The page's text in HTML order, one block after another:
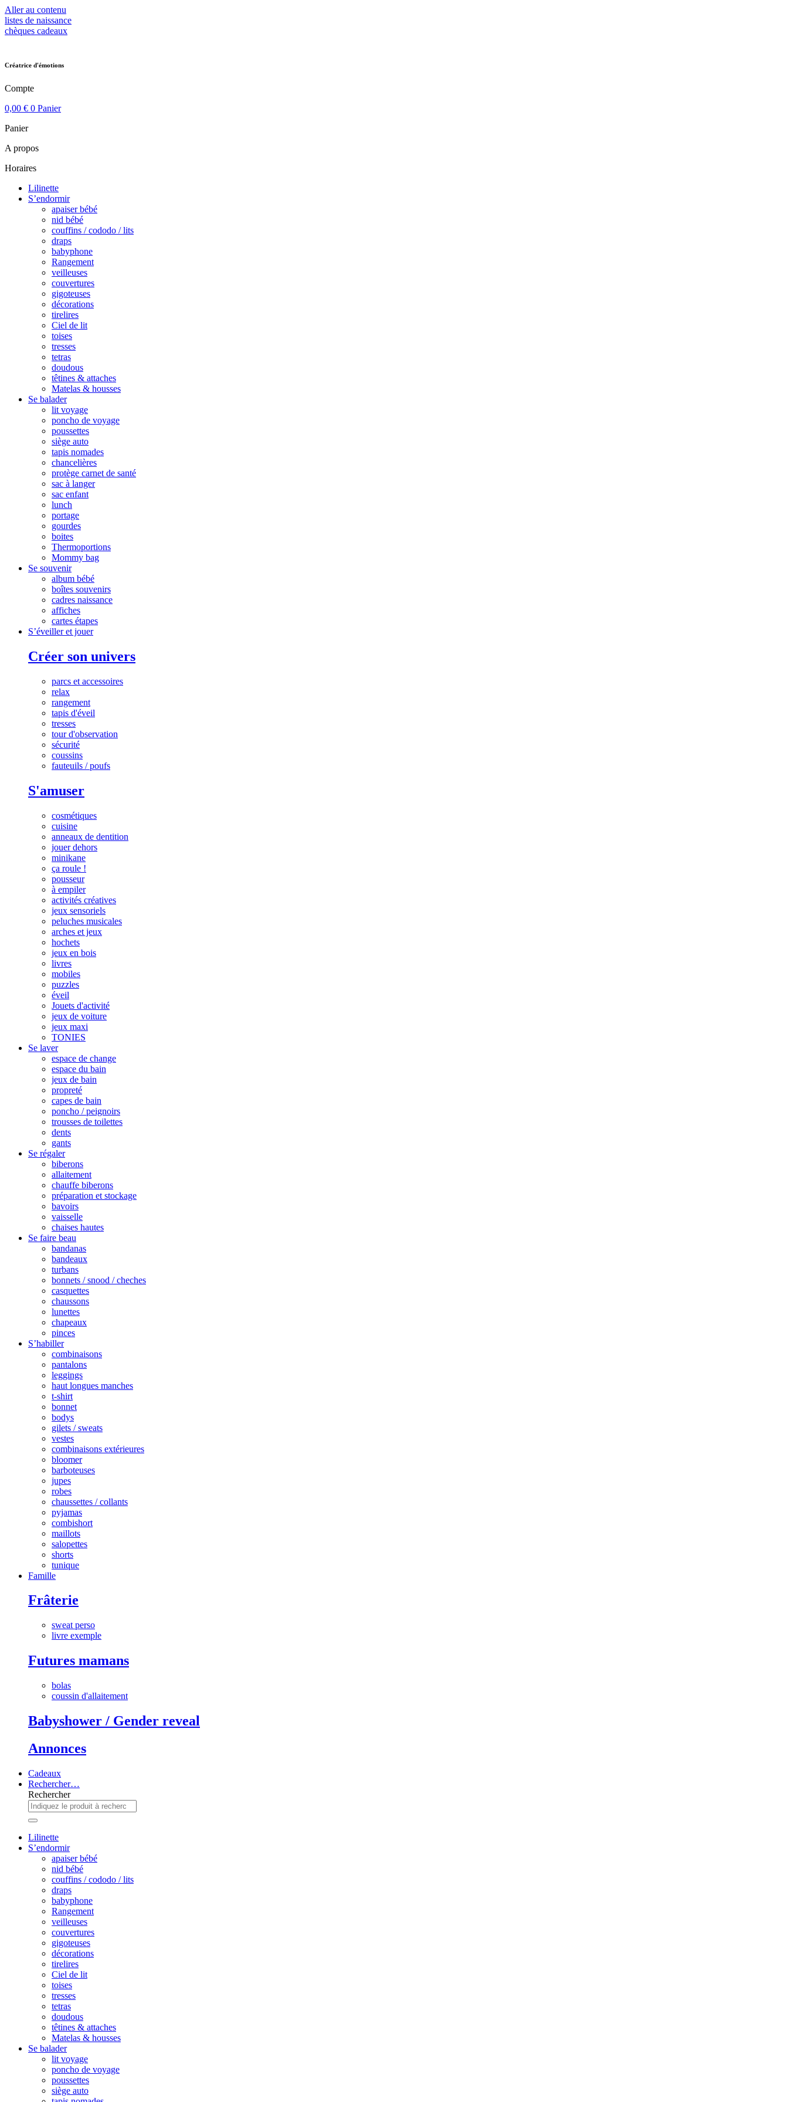
Aller au contenu
listes de naissance
chèques cadeaux
Créatrice d'émotions
Compte
0,00 € 0 Panier
Panier
A propos
Horaires
Lilinette
S’endormir
apaiser bébé
nid bébé
couffins / cododo / lits
draps
babyphone
Rangement
veilleuses
couvertures
gigoteuses
décorations
tirelires
Ciel de lit
toises
tresses
tetras
doudous
têtines & attaches
Matelas & housses
Se balader
lit voyage
poncho de voyage
poussettes
siège auto
tapis nomades
chancelières
protège carnet de santé
sac à langer
sac enfant
lunch
portage
gourdes
boites
Thermoportions
Mommy bag
Se souvenir
album bébé
boîtes souvenirs
cadres naissance
affiches
cartes étapes
S’éveiller et jouer
Créer son univers
parcs et accessoires
relax
rangement
tapis d'éveil
tresses
tour d'observation
sécurité
coussins
fauteuils / poufs
S'amuser
cosmétiques
cuisine
anneaux de dentition
jouer dehors
minikane
ça roule !
pousseur
à empiler
activités créatives
jeux sensoriels
peluches musicales
arches et jeux
hochets
jeux en bois
livres
mobiles
puzzles
éveil
Jouets d'activité
jeux de voiture
jeux maxi
TONIES
Se laver
espace de change
espace du bain
jeux de bain
propreté
capes de bain
poncho / peignoirs
trousses de toilettes
dents
gants
Se régaler
biberons
allaitement
chauffe biberons
préparation et stockage
bavoirs
vaisselle
chaises hautes
Se faire beau
bandanas
bandeaux
turbans
bonnets / snood / cheches
casquettes
chaussons
lunettes
chapeaux
pinces
S’habiller
combinaisons
pantalons
leggings
haut longues manches
t-shirt
bonnet
bodys
gilets / sweats
vestes
combinaisons extérieures
bloomer
barboteuses
jupes
robes
chaussettes / collants
pyjamas
combishort
maillots
salopettes
shorts
tunique
Famille
Frâterie
sweat perso
livre exemple
Futures mamans
bolas
coussin d'allaitement
Babyshower / Gender reveal
Annonces
Cadeaux
Rechercher…
Rechercher
Lilinette
S’endormir
apaiser bébé
nid bébé
couffins / cododo / lits
draps
babyphone
Rangement
veilleuses
couvertures
gigoteuses
décorations
tirelires
Ciel de lit
toises
tresses
tetras
doudous
têtines & attaches
Matelas & housses
Se balader
lit voyage
poncho de voyage
poussettes
siège auto